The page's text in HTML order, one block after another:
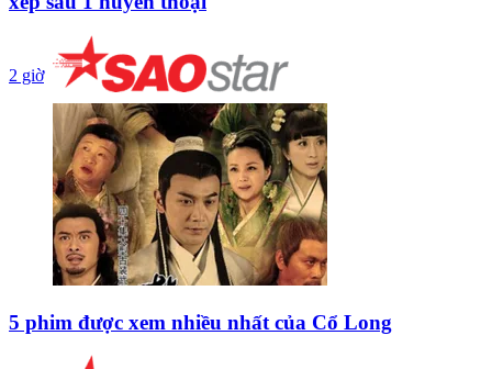
2 giờ
5 phim được xem nhiều nhất của Cổ Long